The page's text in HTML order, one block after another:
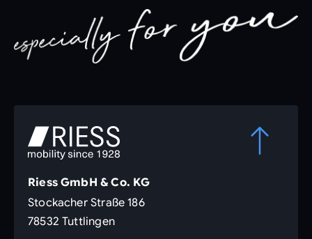
Riess GmbH & Co. KG
Stockacher Straße 186
78532 Tuttlingen